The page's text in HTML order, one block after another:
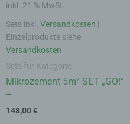
inkl. 21 % MwSt.
Sets inkl. Versandkosten |
Einzelprodukte siehe
Versandkosten
Sets fur Kategorie
Mikrozement 5m² SET „GO!“
–
148,00€